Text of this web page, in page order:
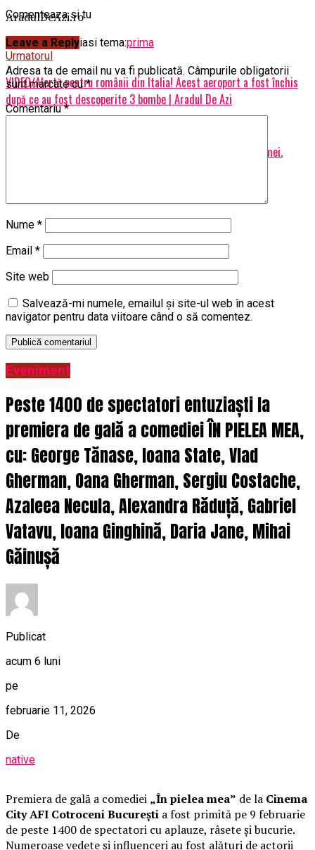
AradulDeAzi.ro
Articole pe aceiasi tema:prima
Urmatorul
VIDEO/Alertă pentru românii din Italia! Acest aeroport a fost închis
după ce au fost descoperite 3 bombe | Aradul De Azi
Vine urgia peste omenire! Alertă la nivel global din cauza climei.
Comenteaza si tu
Leave a Reply
Adresa ta de email nu va fi publicată. Câmpurile obligatorii
sunt marcate cu*
Comentariu*
Nume *
Email *
Site web
Salvează-mi numele, emailul și site-ul web în acest
navigator pentru data viitoare când o să comentez.
Eveniment
Peste 1400 de spectatori entuziaști la
premiera de gală a comediei ÎN PIELEA MEA,
cu: George Tănase, Ioana State, Vlad
Gherman, Oana Gherman, Sergiu Costache,
Azaleea Necula, Alexandra Răduță, Gabriel
Vatavu, Ioana Ginghină, Daria Jane, Mihai
Găinușă
Publicat
acum 6 luni
pe
februarie 11, 2026
De
native
Premiera de gală a comediei „În pielea mea” de la Cinema
City AFI Cotroceni București a fost primită pe 9 februarie
de peste 1400 de spectatori cu aplauze, râsete și bucurie.
Numeroase vedete și influenceri au fost alături de actorii